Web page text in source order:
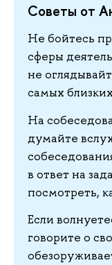
Советы от
Не бойтесь
сферы
не
самых
На
думайте
в ответ на
посмотреть,
Если
говорите о